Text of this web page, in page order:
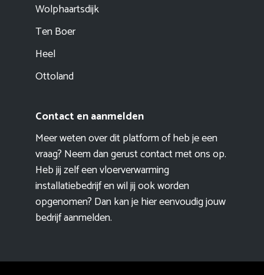
Wolphaartsdijk
Ten Boer
Heel
Ottoland
Contact en aanmelden
Meer weten over dit platform of heb je een
vraag? Neem dan gerust contact met ons op.
Heb jij zelf een vloerverwarming
installatiebedrijf en wil jij ook worden
opgenomen? Dan kan je hier eenvoudigjouw
bedrijf aanmelden.